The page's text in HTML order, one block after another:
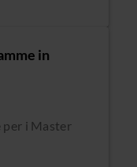
in
per i Master